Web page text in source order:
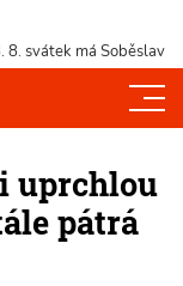
8. svátek má Soběslav
uprchlou
pátrá